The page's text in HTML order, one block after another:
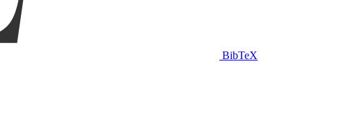
BibTeX